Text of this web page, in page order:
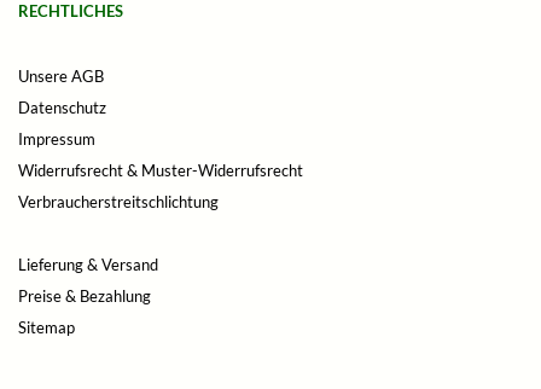
RECHTLICHES
Unsere AGB
Datenschutz
Impressum
Widerrufsrecht & Muster-Widerrufsrecht
Verbraucherstreitschlichtung
Lieferung & Versand
Preise & Bezahlung
Sitemap